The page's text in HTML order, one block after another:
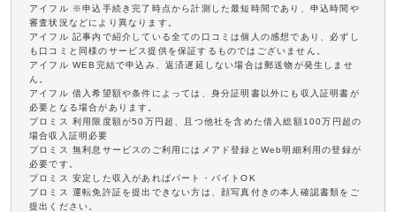
アイフル ※申込手続き完了時点から計測した最短時間であり、申込時間や
審査状況などにより異なります。
アイフル 記事内で紹介している全ての口コミは個人の感想であり、必ずし
も口コミと同様のサービス提供を保証するものではございません。
アイフル WEB完結で申込み、返済遅延しない場合は郵送物が発生しませ
ん。
アイフル 借入希望額や条件によっては、身分証明書以外にも収入証明書が
必要となる場合があります。
プロミス 利用限度額が50万円超、且つ他社を含めた借入総額100万円超の
場合収入証明必要
プロミス 無利息サービスのご利用にはメアド登録とWeb明細利用の登録が
必要です。
プロミス 安定した収入があればパート・バイトOK
プロミス 運転免許証を提出できない方は、顔写真付きの本人確認書類をご
提出ください。